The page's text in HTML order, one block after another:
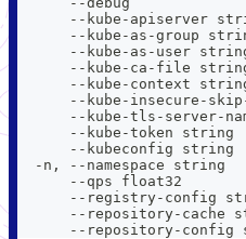
--kube-apiserver
--kube-as-group
--kube-as-user
--kube-ca-file
--kube-context
--kube-insecure-
--kube-tls-server-
--kube-token string
--kubeconfig string
-n, --namespace string
--qps float32
--registry-config
--repository-cache
--repository-config